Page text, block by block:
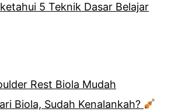
5 Teknik Dasar Belajar
Rest Biola Mudah
Biola, Sudah Kenalankah?